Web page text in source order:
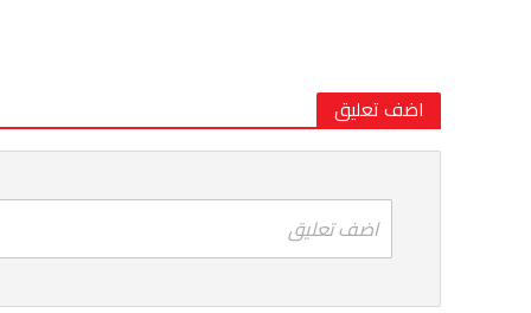
اضف تعليق
اضف تعليق